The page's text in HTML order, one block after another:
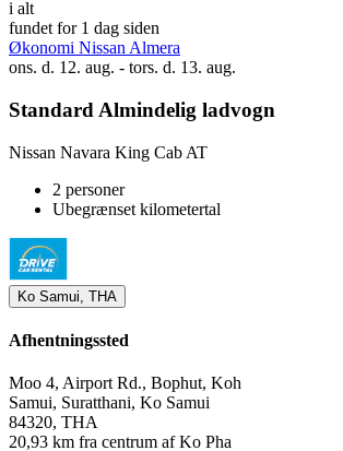
i alt
fundet for 1 dag siden
Økonomi Nissan Almera
ons. d. 12. aug. - tors. d. 13. aug.
Standard Almindelig ladvogn
Nissan Navara King Cab AT
2 personer
Ubegrænset kilometertal
Ko Samui, THA
Afhentningssted
Moo 4, Airport Rd., Bophut, Koh
Samui, Suratthani, Ko Samui
84320, THA
20,93 km fra centrum af Ko Pha